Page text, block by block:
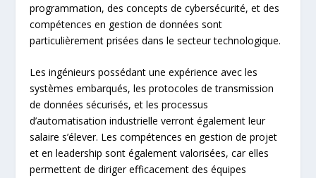
programmation, des concepts de cybersécurité, et des
compétences en gestion de données sont
particulièrement prisées dans le secteur technologique.
Les ingénieurs possédant une expérience avec les
systèmes embarqués, les protocoles de transmission
de données sécurisés, et les processus
d’automatisation industrielle verront également leur
salaire s’élever. Les compétences en gestion de projet
et en leadership sont également valorisées, car elles
permettent de diriger efficacement des équipes